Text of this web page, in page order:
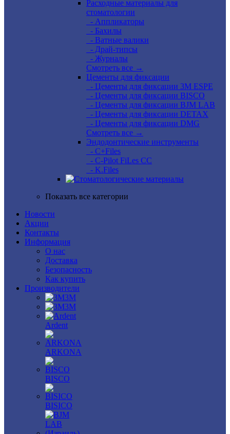
Расходные материалы для
стоматологии
- Аппликаторы
- Бахилы
- Ватные валики
- Драй-типсы
- Журналы
Смотреть все →
Цементы для фиксации
- Цементы для фиксации 3M ESPE
- Цементы для фиксации BISCO
- Цементы для фиксации BJM LAB
- Цементы для фиксации DETAX
- Цементы для фиксации DMG
Смотреть все →
Эндодонтические инструменты
- C+Files
- C-Pilot FiLes CC
- K.Files
Показать все категории
Новости
Акции
Контакты
Информация
О нас
Доставка
Безопасность
Как купить
Производители
3M
3М
Ardent
ARKONA
BISCO
BISICO